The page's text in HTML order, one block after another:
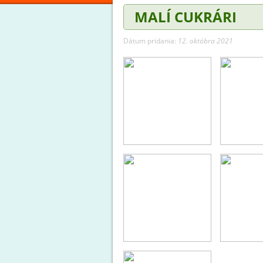
MALÍ CUKRÁRI
Dátum pridania: 12. októbra 2021